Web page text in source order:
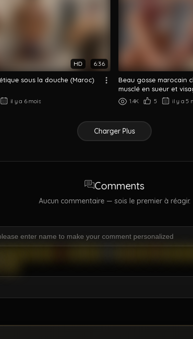
HD 6:36
sous la douche (Maroc)
il y a 6 mois
Beau gosse marocain
musclé en sueur et
1.4K 5 il y a 5
Charger Plus
Comments
Aucun commentaire — sois le premier à réagir.